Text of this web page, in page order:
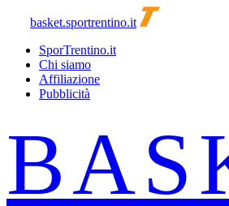
basket.sportrentino.it
SporTrentino.it
Chi siamo
Affiliazione
Pubblicità